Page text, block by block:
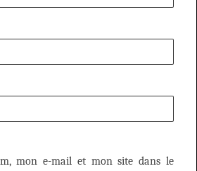
mon e-mail et mon site dans le